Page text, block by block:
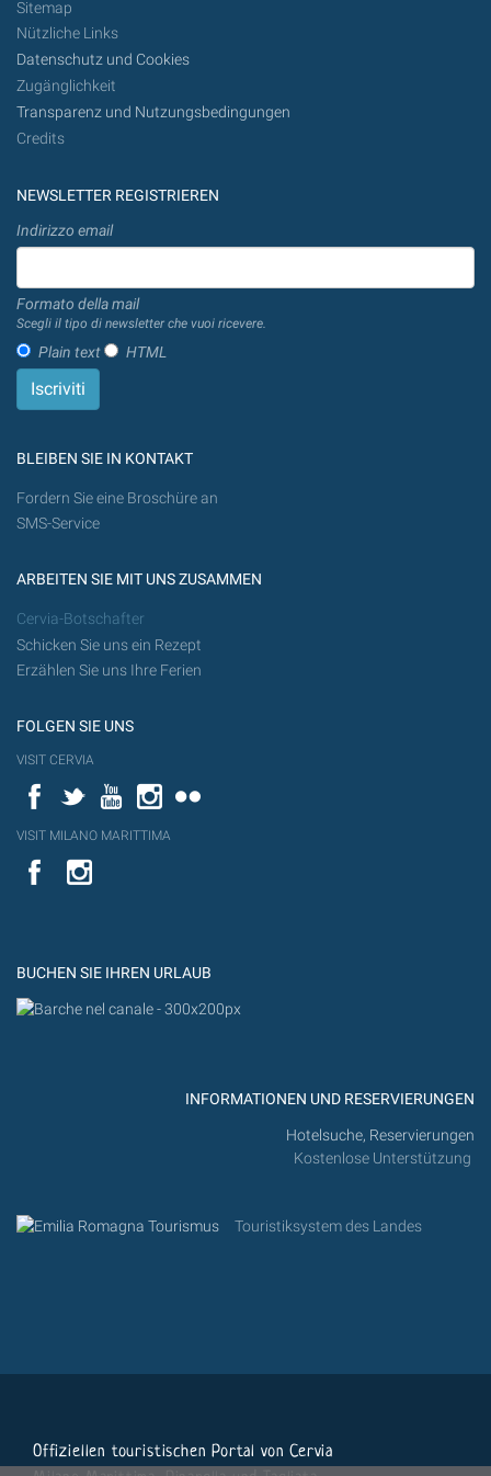
Sitemap
Nützliche Links
Datenschutz und Cookies
Zugänglichkeit
Transparenz und Nutzungsbedingungen
Credits
NEWSLETTER REGISTRIEREN
Indirizzo email
Formato della mail
Scegli il tipo di newsletter che vuoi ricevere.
Plain text HTML
BLEIBEN SIE IN KONTAKT
Fordern Sie eine Broschüre an
SMS-Service
ARBEITEN SIE MIT UNS ZUSAMMEN
Cervia-Botschafter
Schicken Sie uns ein Rezept
Erzählen Sie uns Ihre Ferien
FOLGEN SIE UNS
VISIT CERVIA
FacebookTwitterYouTubeInstagram
VISIT MILANO MARITTIMA
YouTube
BUCHEN SIE IHREN URLAUB
INFORMATIONEN UND RESERVIERUNGEN
Hotelsuche, Reservierungen
Kostenlose Unterstützung
Touristiksystem des Landes
Offiziellen touristischen Portal von Cervia